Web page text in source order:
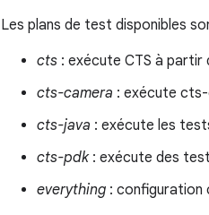
Les plans de test disponibles
cts : exécute CTS à partir
cts-camera : exécute
cts-java : exécute les
cts-pdk: exécute des
everything : configuration